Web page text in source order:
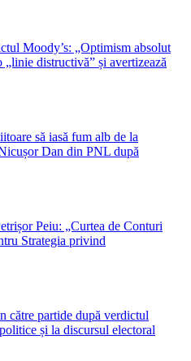
Moody’s: „Optimism absolut
distructivă” și avertizează
să iasă fum alb de la
Dan din PNL după
Peiu: „Curtea de Conturi
Strategia privind
către partide după verdictul
și la discursul electoral